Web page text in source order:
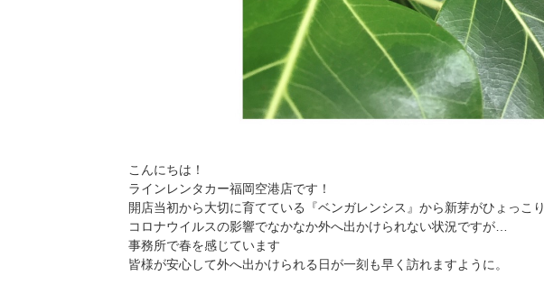
こんにちは！
ラインレンタカー福岡空港店です！
開店当初から大切に育てている『ベンガレンシス』から新芽がひょっこり
コロナウイルスの影響でなかなか外へ出かけられない状況ですが…
事務所で春を感じています
皆様が安心して外へ出かけられる日が一刻も早く訪れますように。